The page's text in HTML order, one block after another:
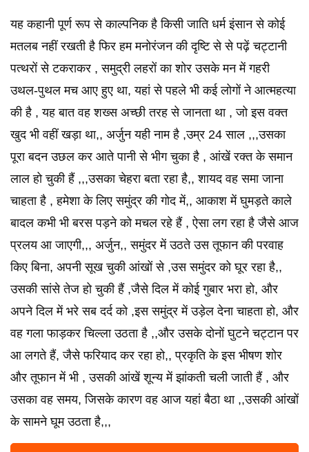
यह कहानी पूर्ण रूप से काल्पनिक है किसी जाति धर्म इंसान से कोई
मतलब नहीं रखती है फिर हम मनोरंजन की दृष्टि से से पढ़ें चट्टानी
पत्थरों से टकराकर , समुद्री लहरों का शोर उसके मन में गहरी
उथल-पुथल मच आए हुए था, यहां से पहले भी कई लोगों ने आत्महत्या
की है , यह बात वह शख्स अच्छी तरह से जानता था , जो इस वक्त
खुद भी वहीं खड़ा था,, अर्जुन यही नाम है ,उम्र 24 साल ,,,उसका
पूरा बदन उछल कर आते पानी से भीग चुका है , आंखें रक्त के समान
लाल हो चुकी हैं ,,,उसका चेहरा बता रहा है,, शायद वह समा जाना
चाहता है , हमेशा के लिए समुंद्र की गोद में,, आकाश में घुमड़ते काले
बादल कभी भी बरस पड़ने को मचल रहे हैं , ऐसा लग रहा है जैसे आज
प्रलय आ जाएगी,,, अर्जुन,, समुंदर में उठते उस तूफान की परवाह
किए बिना, अपनी सूख चुकी आंखों से ,उस समुंदर को घूर रहा है,,
उसकी सांसे तेज हो चुकी हैं ,जैसे दिल में कोई गुबार भरा हो, और
अपने दिल में भरे सब दर्द को ,इस समुंद्र में उड़ेल देना चाहता हो, और
वह गला फाड़कर चिल्ला उठता है ,,और उसके दोनों घुटने चट्टान पर
आ लगते हैं, जैसे फरियाद कर रहा हो,, प्रकृति के इस भीषण शोर
और तूफान में भी , उसकी आंखें शून्य में झांकती चली जाती हैं , और
उसका वह समय, जिसके कारण वह आज यहां बैठा था ,,उसकी आंखों
के सामने घूम उठता है,,,